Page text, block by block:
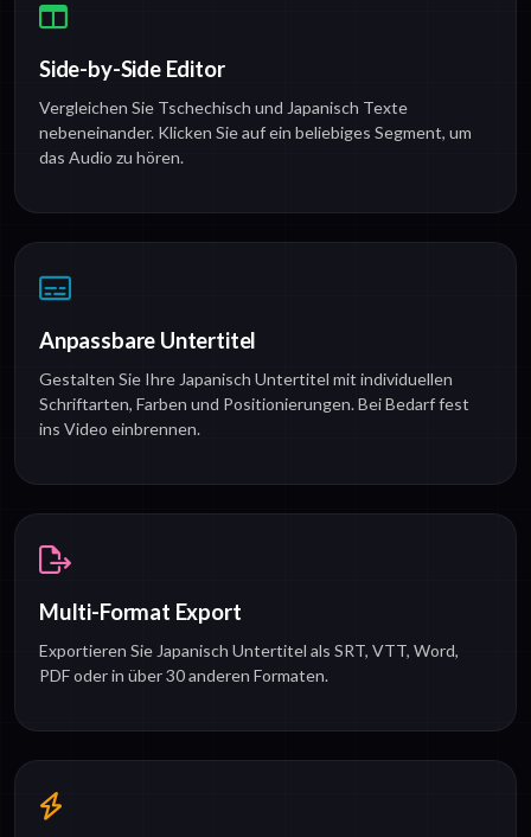
Side-by-Side Editor
Vergleichen Sie Tschechisch und Japanisch Texte
nebeneinander. Klicken Sie auf ein beliebiges Segment, um
das Audio zu hören.
Anpassbare Untertitel
Gestalten Sie Ihre Japanisch Untertitel mit individuellen
Schriftarten, Farben und Positionierungen. Bei Bedarf fest
ins Video einbrennen.
Multi-Format Export
Exportieren Sie Japanisch Untertitel als SRT, VTT, Word,
PDF oder in über 30 anderen Formaten.